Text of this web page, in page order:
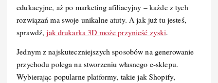
edukacyjne, aż po marketing afiliacyjny – każde z tych
rozwiązań ma swoje unikalne atuty. A jak już tu jesteś,
sprawdź,jak drukarka 3D może przynieść zyski.
Jednym z najskuteczniejszych sposobów na generowanie
przychodu polega na stworzeniu własnego e-sklepu.
Wybierając popularne platformy, takie jak Shopify,